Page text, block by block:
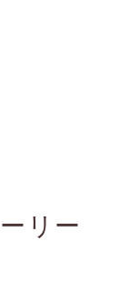
リー